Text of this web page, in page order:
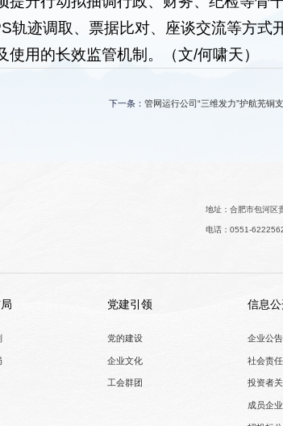
轨迹调取、票据比对、座谈交流等方式
用的长效监管机制。（文/何啸天）
下一条： 管网运行公司“三维发力”护航芜铜
地址：合肥市包河区
电话：0551-
党建引领
党的建设
企业文化
工会群团
信息
企业公告
社会责
投资者
成员企业